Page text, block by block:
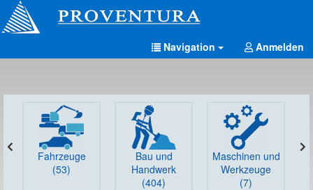
Navigation Anmelden
Fahrzeuge
(53)
Bau und
Handwerk
(404)
Maschinen und
Werkzeuge
(7)